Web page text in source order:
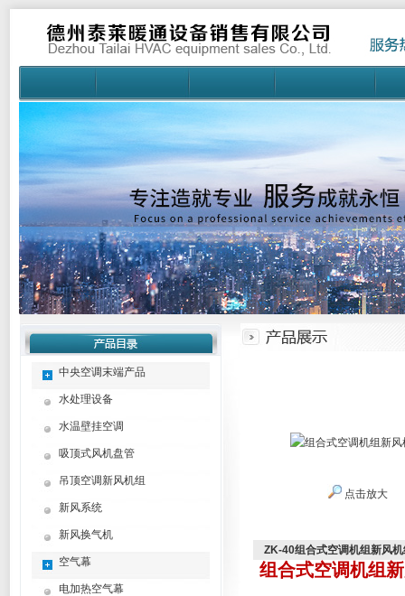
中央空调末端产品
水处理设备
水温壁挂空调
吸顶式风机盘管
吊顶空调新风机组
新风系统
新风换气机
空气幕
电加热空气幕
点击放大
ZK-40组合式空调机组新风
组合式空调机组